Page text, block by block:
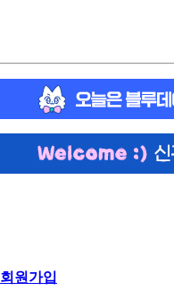
회원가입